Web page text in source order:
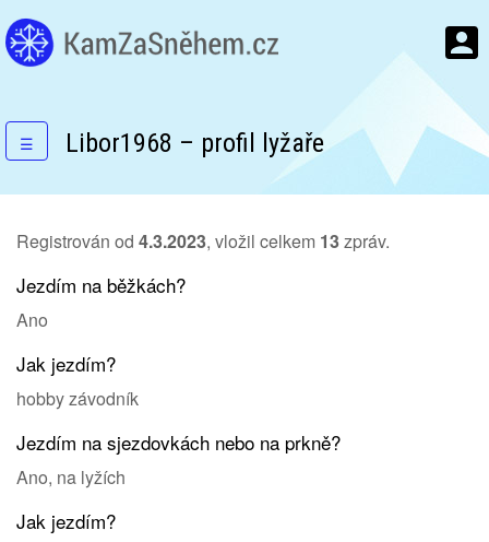
☰ Libor1968 – profil lyžaře
Registrován od 4.3.2023, vložil celkem 13zpráv.
Jezdím na běžkách?
Ano
Jak jezdím?
hobby závodník
Jezdím na sjezdovkách nebo na prkně?
Ano, na lyžích
Jak jezdím?